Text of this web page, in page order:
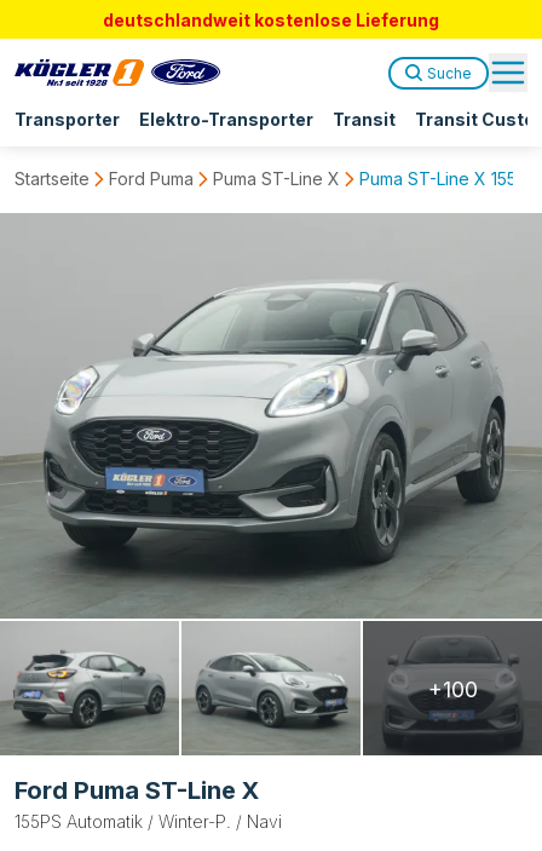
deutschlandweit kostenlose Lieferung
Transporter Elektro-Transporter Transit Transit
Suche
Startseite Ford Puma Puma ST-Line X Puma ST-Line X
+100
Ford Puma ST-Line X
155PS Automatik / Winter-P. / Navi